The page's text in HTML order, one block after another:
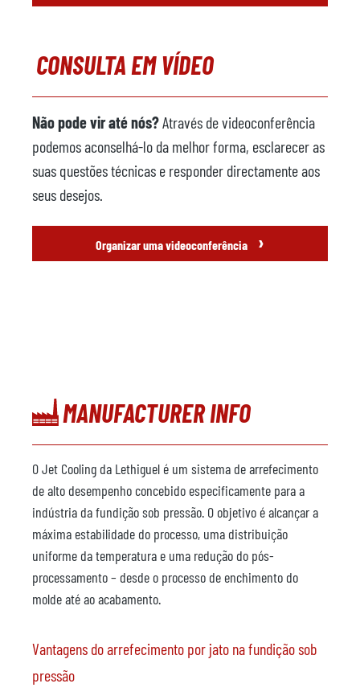
CONSULTA EM VÍDEO
Não pode vir até nós?Através de videoconferência
podemos aconselhá-lo da melhor forma, esclarecer as
suas questões técnicas e responder directamente aos
seus desejos.
Organizar uma videoconferência ›
MANUFACTURER INFO
O Jet Cooling da Lethiguel é um sistema de arrefecimento
de alto desempenho concebido especificamente para a
indústria da fundição sob pressão. O objetivo é alcançar a
máxima estabilidade do processo, uma distribuição
uniforme da temperatura e uma redução do pós-
processamento – desde o processo de enchimento do
molde até ao acabamento.
Vantagens do arrefecimento por jato na fundição sob
pressão